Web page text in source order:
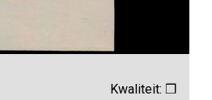
Kwaliteit: ❒